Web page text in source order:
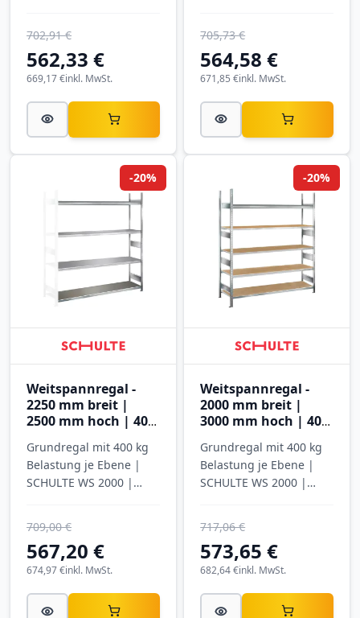
562,33 €
702,91 €
inkl. MwSt.
669,17 €
564,58 €
705,73 €
inkl. MwSt.
671,85 €
Weitspannregal -
2250 mm breit |
2500 mm hoch | 400
mit Stahlböden
Grundregal mit 400 kg
Belastung je Ebene |
SCHULTE WS 2000 |
567,20 €
709,00 €
-20%
inkl. MwSt.
674,97 €
Weitspannregal -
2000 mm breit |
3000 mm hoch | 400
mit Spanplatten
Grundregal mit 400 kg
Belastung je Ebene |
SCHULTE WS 2000 |
573,65 €
717,06 €
-20%
inkl. MwSt.
682,64 €